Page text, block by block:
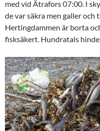
med vid Ätrafors 07:00. I
de var säkra men galler
Hertingdammen är borta
fisksäkert. Hundratals